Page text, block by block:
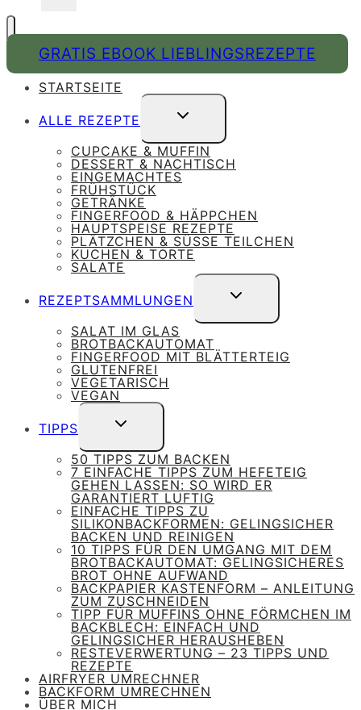
GRATIS EBOOK LIEBLINGSREZEPTE
STARTSEITE
ALLE REZEPTE
UNTERMENÜ
UMSCHALTEN
CUPCAKE & MUFFIN
DESSERT & NACHTISCH
EINGEMACHTES
FRÜHSTÜCK
GETRÄNKE
FINGERFOOD & HÄPPCHEN
HAUPTSPEISE REZEPTE
PLÄTZCHEN & SÜSSE TEILCHEN
KUCHEN & TORTE
SALATE
REZEPTSAMMLUNGEN
UNTERMENÜ
UMSCHALTEN
SALAT IM GLAS
BROTBACKAUTOMAT
FINGERFOOD MIT BLÄTTERTEIG
GLUTENFREI
VEGETARISCH
VEGAN
TIPPS
UNTERMENÜ
UMSCHALTEN
50 TIPPS ZUM BACKEN
7 EINFACHE TIPPS ZUM HEFETEIG
GEHEN LASSEN: SO WIRD ER
GARANTIERT LUFTIG
EINFACHE TIPPS ZU
SILIKONBACKFORMEN: GELINGSICHER
BACKEN UND REINIGEN
10 TIPPS FÜR DEN UMGANG MIT DEM
BROTBACKAUTOMAT: GELINGSICHERES
BROT OHNE AUFWAND
BACKPAPIER KASTENFORM – ANLEITUNG
ZUM ZUSCHNEIDEN
TIPP FÜR MUFFINS OHNE FÖRMCHEN IM
BACKBLECH: EINFACH UND
GELINGSICHER HERAUSHEBEN
RESTEVERWERTUNG – 23 TIPPS UND
REZEPTE
AIRFRYER UMRECHNER
BACKFORM UMRECHNEN
ÜBER MICH